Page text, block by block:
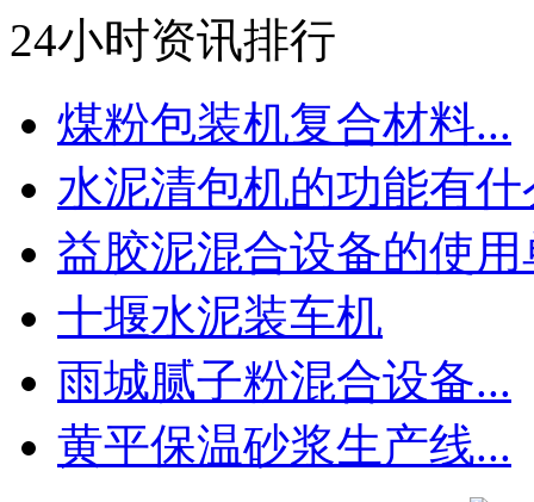
24小时资讯排行
煤粉包装机复合材料...
水泥清包机的功能有什
益胶泥混合设备的使用
十堰水泥装车机
雨城腻子粉混合设备...
黄平保温砂浆生产线...